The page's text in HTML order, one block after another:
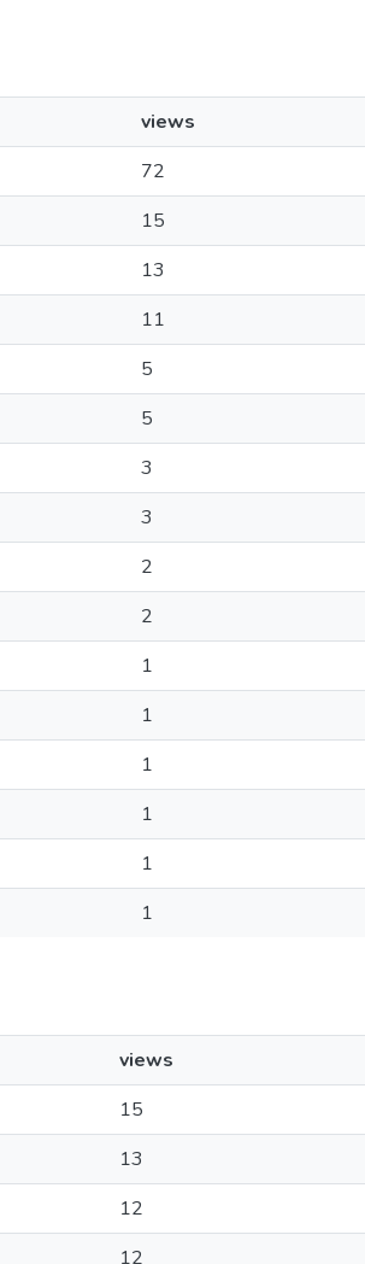
views
72
15
13
11
5
5
3
3
2
2
1
1
1
1
1
1
views
15
13
12
12